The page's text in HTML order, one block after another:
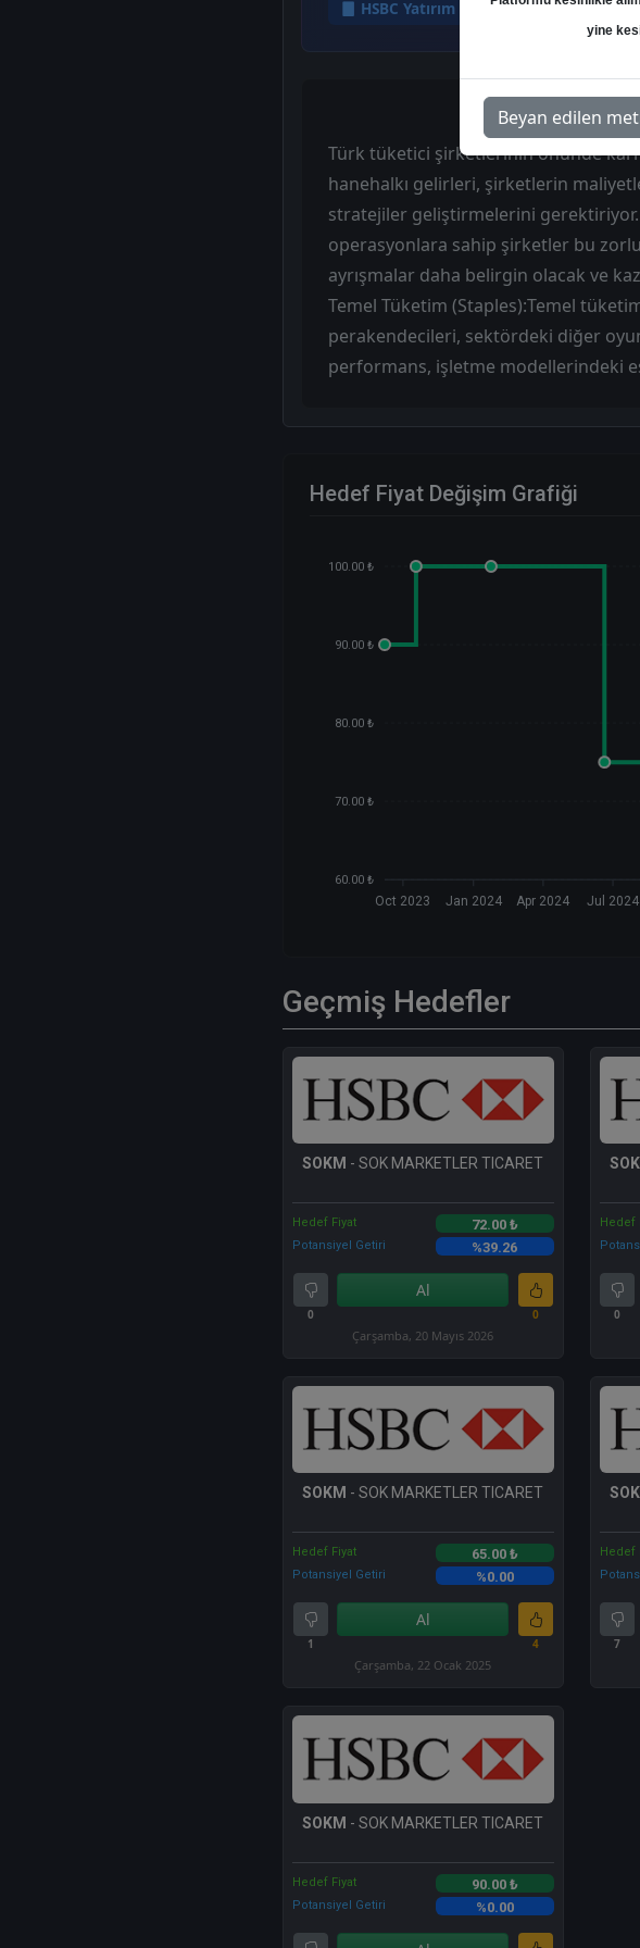
HSBC Yatırım Hedef: 65.00 ₺
Türk tüketici şirketlerinin önünde
hanehalkı gelirleri, şirketlerin
stratejiler geliştirmelerini
operasyonlara sahip şirketler bu
ayrışmalar daha belirgin olacak ve
Temel Tüketim (Staples):Temel
perakendecileri, sektördeki diğer
performans, işletme modellerindeki
Hedef Fiyat Değişim Grafiği
100.00 ₺
90.00 ₺
80.00 ₺
70.00 ₺
60.00 ₺
Oct 2023 Jan 2024 Apr 2024 Jul 2024
Geçmiş Hedefler
SOKM - SOK MARKETLER TICARET
Hedef Fiyat 72.00 ₺
Potansiyel Getiri %39.26
0
Al
0
Çarşamba, 20 Mayıs 2026
Hedef
0
SOKM - SOK MARKETLER TICARET
Hedef Fiyat 65.00 ₺
Potansiyel Getiri %0.00
1
Al
4
Çarşamba, 22 Ocak 2025
Hedef
7
SOKM - SOK MARKETLER TICARET
Hedef Fiyat 90.00 ₺
Potansiyel Getiri %0.00
yine